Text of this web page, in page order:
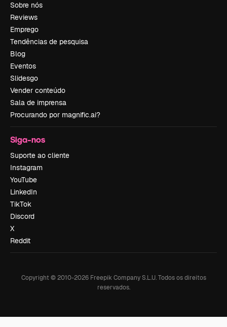
Sobre nós
Reviews
Emprego
Tendências de pesquisa
Blog
Eventos
Slidesgo
Vender conteúdo
Sala de imprensa
Procurando por magnific.ai?
Siga-nos
Suporte ao cliente
Instagram
YouTube
LinkedIn
TikTok
Discord
X
Reddit
Copyright © 2010-2026Freepik Company S.L.U. Todos os direitos
reservados.